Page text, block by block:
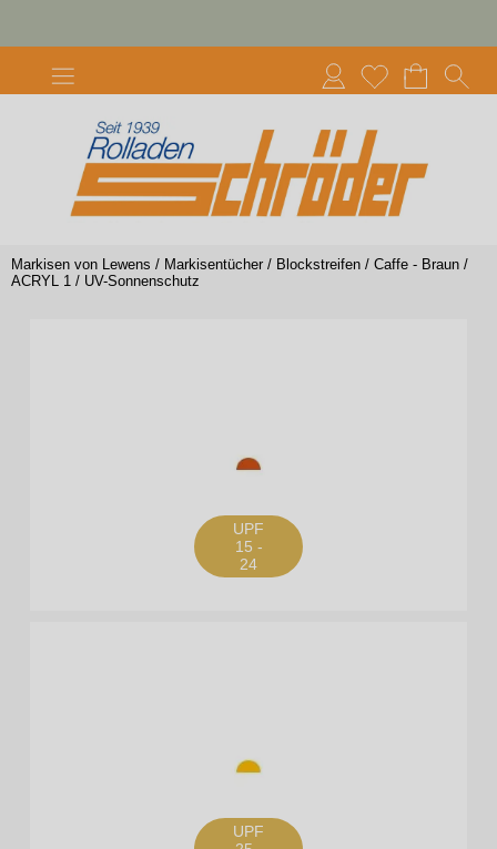
Markisen von Lewens / Markisentücher / Blockstreifen / Caffe - Braun /
ACRYL 1 / UV-Sonnenschutz
UPF
15 -
24
UPF